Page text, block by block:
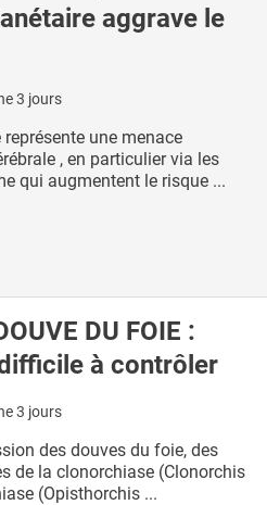
aggrave le
3 jours
une menace
, en particulier via les
qui augmentent le risque ...
DU FOIE :
à contrôler
3 jours
des douves du foie, des
de la clonorchiase (Clonorchis
(Opisthorchis ...